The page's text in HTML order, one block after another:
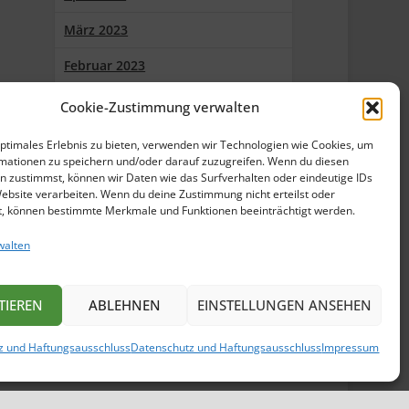
Cookie-Zustimmung verwalten
Erlebnis zu bieten, verwenden wir Technologien wie Cookies, um
zu speichern und/oder darauf zuzugreifen. Wenn du diesen
zustimmst, können wir Daten wie das Surfverhalten oder eindeutige IDs
verarbeiten. Wenn du deine Zustimmung nicht erteilst oder
können bestimmte Merkmale und Funktionen beeinträchtigt werden.
ABLEHNEN EINSTELLUNGEN ANSEHEN
und HaftungsausschlussDatenschutz und HaftungsausschlussImpressum
März 2023
Februar 2023
Januar 2023
Dezember 2022
Oktober 2022
September 2022
Mai 2022
April 2022